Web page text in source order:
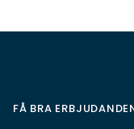
FÅ BRA